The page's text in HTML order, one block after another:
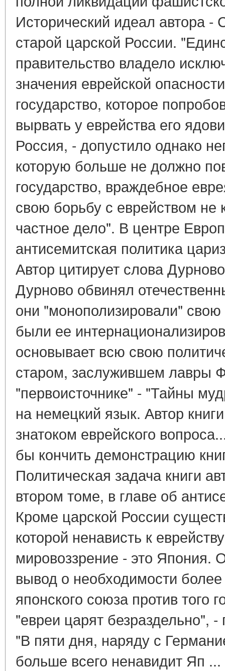
Исторический идеал автора -
старой царской России.
правительство владело
значения еврейской
государство, которое
вырвать у еврейства его
Россия, - допустило однако
которую больше не должно
государство, враждебное
свою борьбу с еврейством не
частное дело". В центре
антисемитская политика
Автор цитирует слова
Дурново обвинял
они "монополизировали"
были ее
основывает всю свою
старом, заслужившем лавры
"первоисточнике" - "Тайны
на немецкий язык. Автор
знатоком еврейского
бы кончить демонстрацию
Политическая задача книги
втором томе, в главе об
Кроме царской России
которой ненависть к
мировоззрение - это
вывод о необходимости более
японского союза против того
"евреи царят безраздельно",
"В пяти дня, наряду с
больше всего ненавидит Яп ...